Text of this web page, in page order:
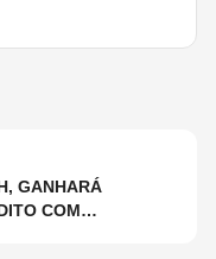
GANHARÁ
COM